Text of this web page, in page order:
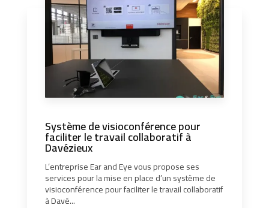
Système de visioconférence pour
faciliter le travail collaboratif à
Davézieux
L’entreprise Ear and Eye vous propose ses
services pour la mise en place d’un système de
visioconférence pour faciliter le travail collaboratif
à Davé...